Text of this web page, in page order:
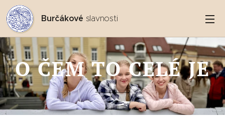
Burčákové slavnosti
O ČEM TO CELÉ JE